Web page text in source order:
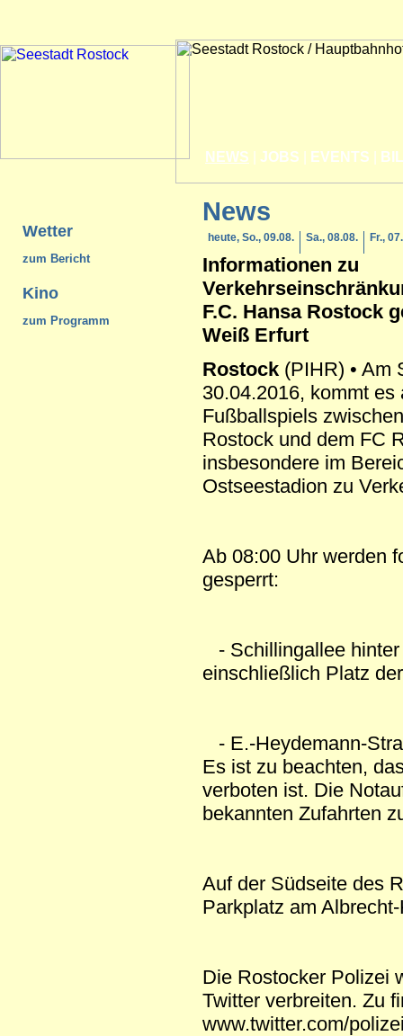
NEWS JOBS EVENTS
Wetter
zum Bericht
Kino
zum Programm
News
heute, So., 09.08. Sa., 08.08. Fr.,
Informationen zu
F.C. Hansa Rostock
Weiß Erfurt
Rostock (PIHR) • Am
30.04.2016, kommt es
Fußballspiels
Rostock und dem FC
insbesondere im
Ostseestadion zu
Ab 08:00 Uhr werden
gesperrt:
- Schillingallee
einschließlich Platz
- E.-Heydemann-
Es ist zu beachten,
verboten ist. Die
bekannten Zufahrten
Auf der Südseite des
Parkplatz am
Die Rostocker Polizei
Twitter verbreiten. Zu
www.twitter.com/